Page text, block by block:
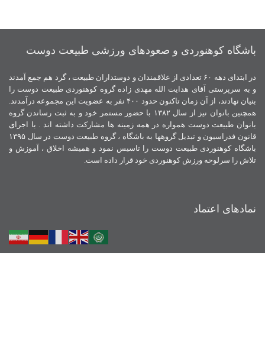
باشگاه کوهنوردی و صعودهای ورزشی طبیعت دوست
در ابتدای دهه ۶۰ تعدادی از علاقمندان و دوستداران طبیعت ، گرد هم جمع آمدند
و به سرپرستی آقای هدایت الله مهدی زاده گروه کوهنوردی طبیعت دوست را
بنیان نهادند، از آن زمان تاکنون حدود ۴۰۰ نفر به عضویت این مجموعه درآمدند.
همچنین بانوان نیز از سال ۱۳۸۲ با حضور مستمر خود و به ثبت رساندن گروه
بانوان طبیعت دوست همواره در همه زمینه ها مشارکت داشته اند . با اجرای
قانون فدراسیون و تبدیل گروهها به باشگاه ، گروه طبیعت دوست در سال ۱۳۹۵
باشگاه کوهنوردی طبیعت دوست را تاسیس نمود و همیشه اخلاق ، آموزش و
تلاش را سرلوحه ورزش کوهنوردی خود قرار داده است.
نمادهای اعتماد